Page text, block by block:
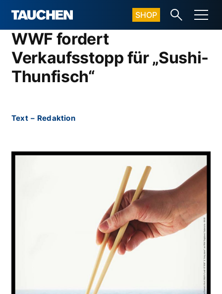
SHOP
WWF fordert
Verkaufsstopp für „Sushi-
Thunfisch“
Text – Redaktion